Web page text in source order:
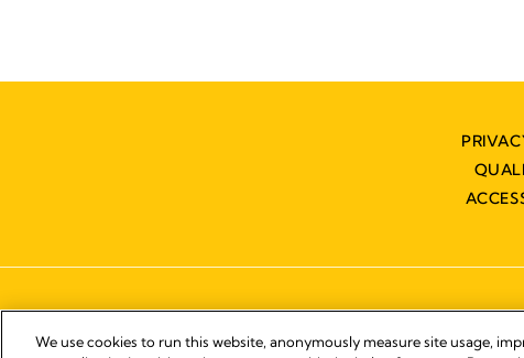
We use cookies to run this website, anonymously measure site usage,